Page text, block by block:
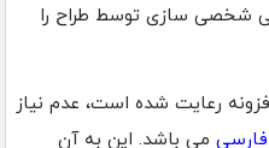
شخصی سازی توسط طراح را
رعایت شده است، عدم نیاز
فارسی می باشد. این به آن